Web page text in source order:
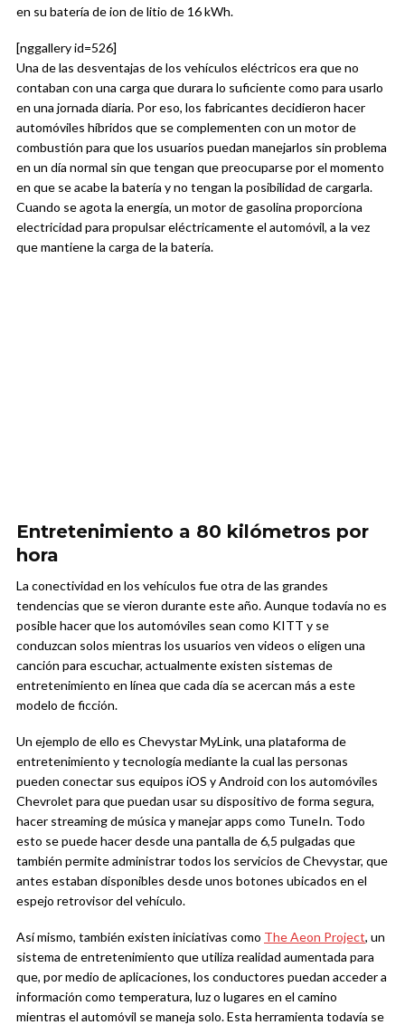
en su batería de ion de litio de 16 kWh.
[nggallery id=526]
Una de las desventajas de los vehículos eléctricos era que no
contaban con una carga que durara lo suficiente como para usarlo
en una jornada diaria. Por eso, los fabricantes decidieron hacer
automóviles híbridos que se complementen con un motor de
combustión para que los usuarios puedan manejarlos sin problema
en un día normal sin que tengan que preocuparse por el momento
en que se acabe la batería y no tengan la posibilidad de cargarla.
Cuando se agota la energía, un motor de gasolina proporciona
electricidad para propulsar eléctricamente el automóvil, a la vez
que mantiene la carga de la batería.
Entretenimiento a 80 kilómetros por
hora
La conectividad en los vehículos fue otra de las grandes
tendencias que se vieron durante este año. Aunque todavía no es
posible hacer que los automóviles sean como KITT y se
conduzcan solos mientras los usuarios ven videos o eligen una
canción para escuchar, actualmente existen sistemas de
entretenimiento en línea que cada día se acercan más a este
modelo de ficción.
Un ejemplo de ello es Chevystar MyLink, una plataforma de
entretenimiento y tecnología mediante la cual las personas
pueden conectar sus equipos iOS y Android con los automóviles
Chevrolet para que puedan usar su dispositivo de forma segura,
hacer streaming de música y manejar apps como TuneIn. Todo
esto se puede hacer desde una pantalla de 6,5 pulgadas que
también permite administrar todos los servicios de Chevystar, que
antes estaban disponibles desde unos botones ubicados en el
espejo retrovisor del vehículo.
Así mismo, también existen iniciativas como The Aeon Project, un
sistema de entretenimiento que utiliza realidad aumentada para
que, por medio de aplicaciones, los conductores puedan acceder a
información como temperatura, luz o lugares en el camino
mientras el automóvil se maneja solo. Esta herramienta todavía se